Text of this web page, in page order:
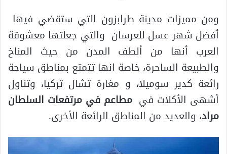
ومن مميزات مدينة طرابزون التي ستقضي فيها
أفضل شهر عسل للعرسان والتي جعلتها معشوقة
العرب أنها من ألطف المدن من حيث المناخ
والطبيعة الساحرة، خاصة انها تتمتع بمناطق سياحة
رائعة كدير سوميلا، و مغارة تشال تركيا، وتناول
أشهى الأكلات فيمطاعم في مرتفعات السلطان
مراد، والعديد من المناطق الرائعة الأخرى.